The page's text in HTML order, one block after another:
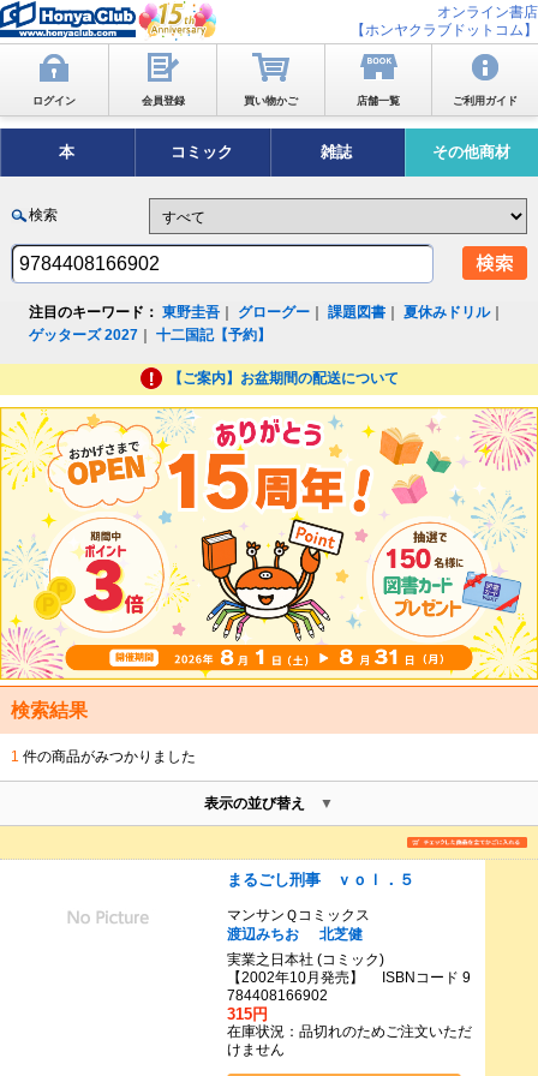
オンライン書店
【ホンヤクラブドットコム】
ログイン 会員登録 買い物かご 店舗一覧 ご利用ガイド
本 コミック 雑誌 その他商材
検索
注目のキーワード： 東野圭吾 グローグー ｜課題図書 ｜夏休みドリル｜
ゲッターズ 2027 ｜十二国記【予約】
【ご案内】お盆期間の配送について
検索結果
1 件の商品がみつかりました
表示の並び替え
まるごし刑事 ｖｏｌ．５
マンサンＱコミックス
渡辺みちお
北芝健
実業之日本社 (コミック)
【2002年10月発売】 ISBNコード 9
784408166902
315円
在庫状況：品切れのためご注文いただ
けません